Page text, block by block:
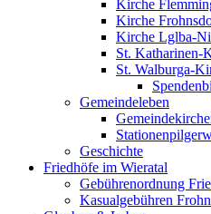
Kirche
Kirche
Kirche Lglba-
St. Katharinen-
St. Walburga-
Gemeindeleben
Geschichte
Friedhöfe im Wieratal
Gebührenordnung
Kasualgebühren